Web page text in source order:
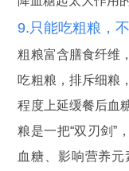
9.只能吃粗粮，
粗粮富含膳食纤维
吃粗粮，排斥细粮
程度上延缓餐后血
粮是一把“双刃剑”
血糖、影响营养